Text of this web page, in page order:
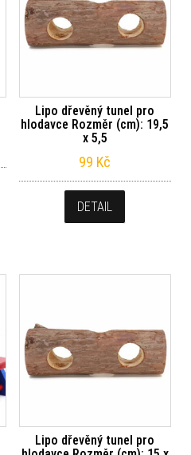
Lipo dřevěný tunel pro
hlodavce Rozměr (cm): 19,5
x 5,5
99 Kč
DETAIL
Lipo dřevěný tunel pro